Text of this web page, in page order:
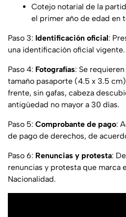
Cotejo notarial de la
el primer año de edad en
Paso 3: Identificación oficial:
una identificación oficial vigente.
Paso 4: Fotografías: Se
tamaño pasaporte (4.5 x 3.5
frente, sin gafas, cabeza
antigüedad no mayor a 30 días.
Paso 5: Comprobante de pago:
de pago de derechos, de
Paso 6: Renuncias y protesta:
renuncias y protesta que marca
Nacionalidad.